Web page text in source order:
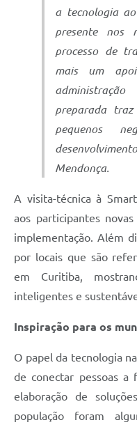
a tecnologia
presente nos
processo de
mais um
preparada
pequenos
Mendonça.
A visita-técnica à
aos participantes
implementação. Além
por locais que são
em Curitiba,
inteligentes e
Inspiração para os
O papel da tecnologia
de conectar pessoas a
elaboração de
população foram